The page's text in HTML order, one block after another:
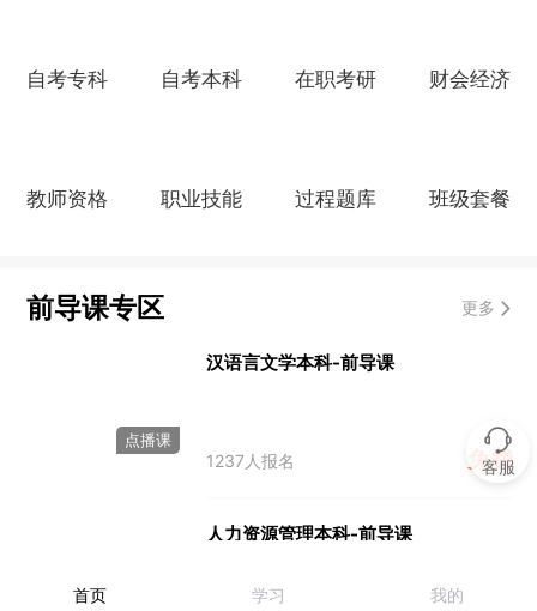
自考专科 自考本科 在职考研 财会经济
教师资格 职业技能 过程题库 班级套餐
前导课专区 更多
点播课
汉语言文学本科-前导课
1237人报名 免费
人力资源管理本科-前导课
客服
首页 学习 我的